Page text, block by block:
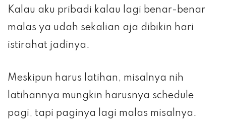
Kalau aku pribadi kalau lagi benar-benar
malas ya udah sekalian aja dibikin hari
istirahat jadinya.
Meskipun harus latihan, misalnya nih
latihannya mungkin harusnya schedule
pagi, tapi paginya lagi malas misalnya.